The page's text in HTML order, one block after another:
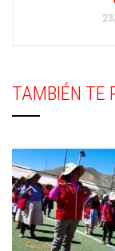
TAMBIÉN TE